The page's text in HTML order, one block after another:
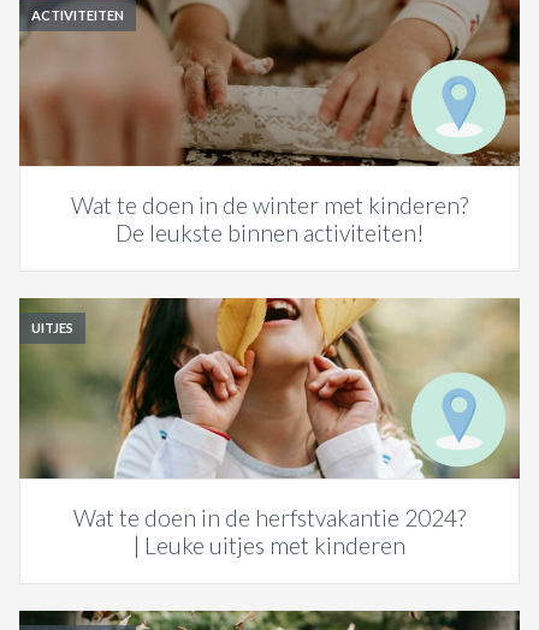
ACTIVITEITEN
Wat te doen in de winter met kinderen?
De leukste binnen activiteiten!
UITJES
Wat te doen in de herfstvakantie 2024?
| Leuke uitjes met kinderen